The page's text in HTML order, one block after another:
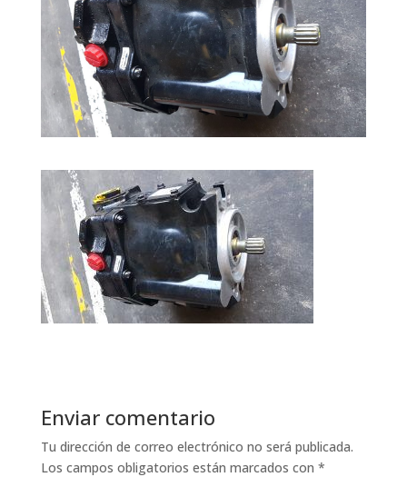
Enviar comentario
Tu dirección de correo electrónico no será publicada.
Los campos obligatorios están marcados con *